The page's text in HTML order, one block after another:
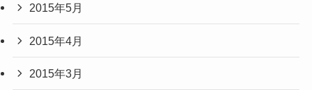
2015年5月
2015年4月
2015年3月